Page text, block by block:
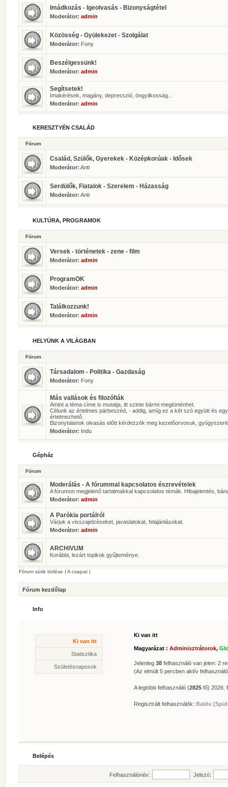
Imádkozás - Igeolvasás - Bizonyságtétel
Moderátor: admin
Közösség - Gyülekezet - Szolgálat
Moderátor: Fony
Beszélgessünk!
Moderátor: admin
Segítsetek!
Imakérések, magány, depresszió, öngyilkosság...
Moderátor: admin
KERESZTYÉN CSALÁD
Fórum
Család, Szülők, Gyerekek - Középkorúak - Idősek
Moderátor: Anti
Serdülők, Fiatalok - Szerelem - Házasság
Moderátor: Anti
KULTÚRA, PROGRAMOK
Fórum
Versek - történetek - zene - film
Moderátor: admin
ProgramOK
Moderátor: admin
Találkozzunk!
Moderátor: admin
HELYÜNK A VILÁGBAN
Fórum
Társadalom - Politika - Gazdaság
Moderátor: Fony
Más vallások és filozófiák
Amint a téma címe is mutatja, itt szinte bármi megtörténhet.
Célunk az értelmes párbeszéd, - addig, amíg ez a két szó együtt és
értelmezhető.
Bizonytalanok olvasás előtt kérdezzék meg kezelőorvosuk,
Moderátor: Indu
Gépház
Fórum
Moderálás - A fórummal kapcsolatos észrevételek
A fórumon megjelenő tartalmakkal kapcsolatos témák. Hibajelentés,
Moderátor: admin
A Parókia portálról
Várjuk a visszajelzéseket, javaslatokat, felajánlásokat.
Moderátor: admin
ARCHIVUM
Korábbi, lezárt topikok gyűjteménye.
Fórum sütik törlése | A csapat |
Fórum kezdőlap
Info
Ki van itt
Ki van itt
Magyarázat : Adminisztrátorok,
Jelenleg 38 felhasználó van jelen: 2
(Az elmúlt 5 percben aktív
A legtöbb felhasználó (2825 fő) 2026.
Regisztrált felhasználók: Baidu
Statisztika
Statisztika
* Hozzászólások száma:
62629
* Témák száma:
* Felhasználók száma: 606
* Legújabb regisztrált tagunk:Zolee
Születésnaposok
Belépés
Felhasználónév: Jelszó: